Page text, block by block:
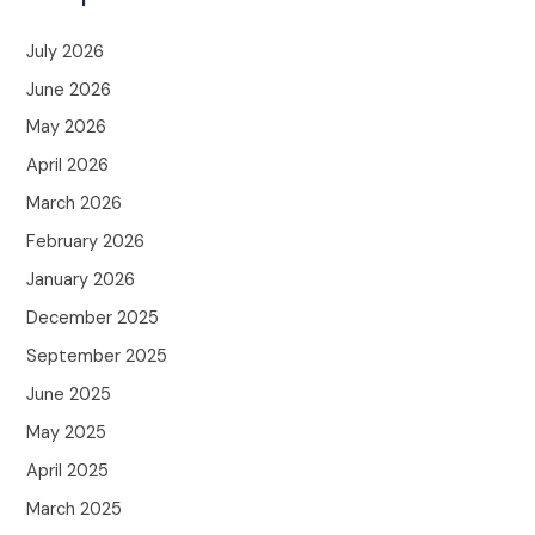
July 2026
June 2026
May 2026
April 2026
March 2026
February 2026
January 2026
December 2025
September 2025
June 2025
May 2025
April 2025
March 2025